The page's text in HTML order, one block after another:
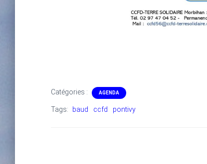
Catégories : AGENDA
Tags: baud ccfd pontivy